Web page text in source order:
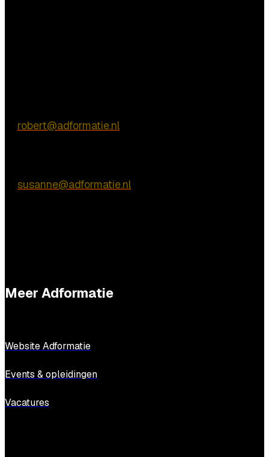
robert@adformatie.nl
susanne@adformatie.nl
Meer Adformatie
Website Adformatie
Events & opleidingen
Vacatures